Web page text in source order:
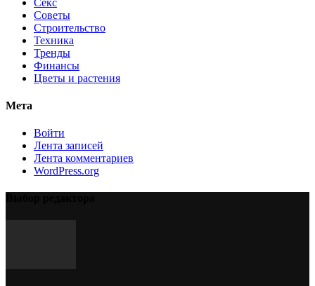
Советы
Строительство
Техника
Тренды
Финансы
Цветы и растения
Мета
Войти
Лента записей
Лента комментариев
WordPress.org